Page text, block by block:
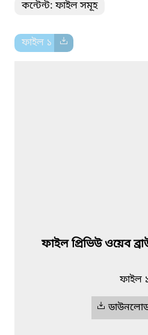
কন্টেন্ট: ফাইল সমূহ
ফাইল ১
ফাইল প্রিভিউ ওয়েব
ফাইল